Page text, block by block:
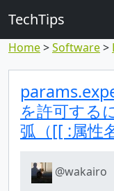
TechTips
Home Software
Topic and
を許可する
弧（[[ :属性
@wakairo